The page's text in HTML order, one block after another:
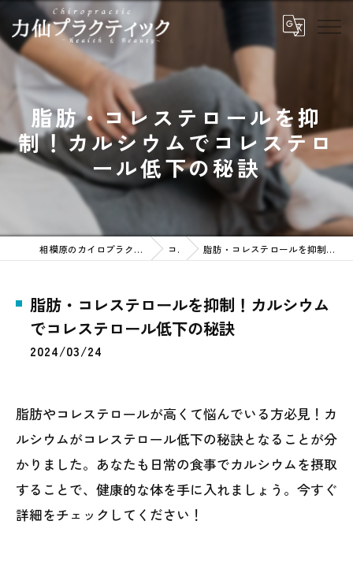
脂肪・コレステロールを抑
制！カルシウムでコレステロ
ール低下の秘訣
相模原のカイロプラクティックなら力仙プラクティック コラム 脂肪・コレステロールを抑制！カルシウムでコレステロール低下の秘訣
脂肪・コレステロールを抑制！カルシウム
でコレステロール低下の秘訣
2024/03/24
脂肪やコレステロールが高くて悩んでいる方必見！カ
ルシウムがコレステロール低下の秘訣となることが分
かりました。あなたも日常の食事でカルシウムを摂取
することで、健康的な体を手に入れましょう。今すぐ
詳細をチェックしてください！